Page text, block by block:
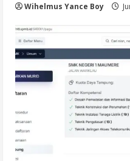
Wihelmus Yance Boy